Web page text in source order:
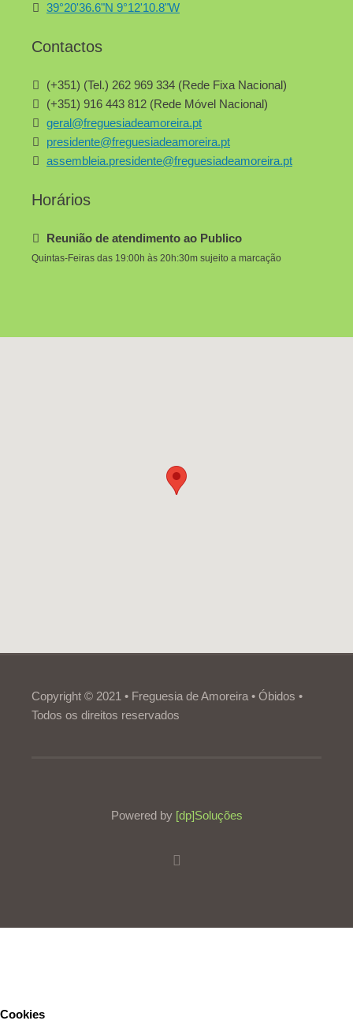
39°20'36.6"N 9°12'10.8"W
Contactos
(+351) (Tel.) 262 969 334 (Rede Fixa Nacional)
(+351) 916 443 812 (Rede Móvel Nacional)
geral@freguesiadeamoreira.pt
presidente@freguesiadeamoreira.pt
assembleia.presidente@freguesiadeamoreira.pt
Horários
Reunião de atendimento ao Publico
Quintas-Feiras das 19:00h às 20h:30m sujeito a marcação
Copyright © 2021 • Freguesia de Amoreira • Óbidos •
Todos os direitos reservados
Powered by [dp]Soluções
Cookies